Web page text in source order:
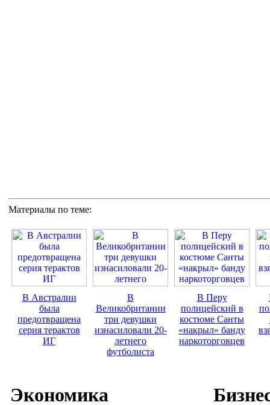
Материалы по теме:
В Австралии
была
предотвращена
серия терактов
ИГ
В
Великобритании
три девушки
изнасиловали 20-
летнего
футболиста
В Перу
полицейский в
костюме Санты
«накрыл» банду
наркоторговцев
Экономика